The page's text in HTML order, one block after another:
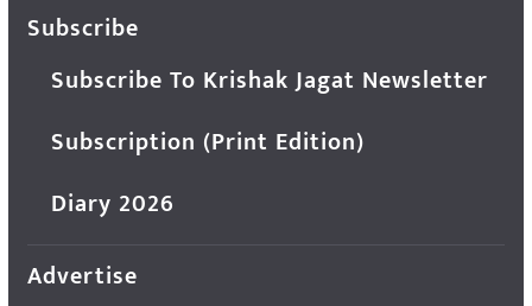
Subscribe
Subscribe To Krishak Jagat Newsletter
Subscription (Print Edition)
Diary 2026
Advertise